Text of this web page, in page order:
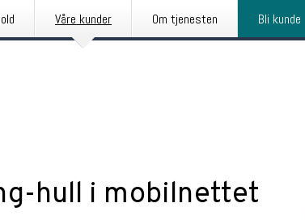
Våre kunder Om tjenesten Bli kunde
hull i mobilnettet